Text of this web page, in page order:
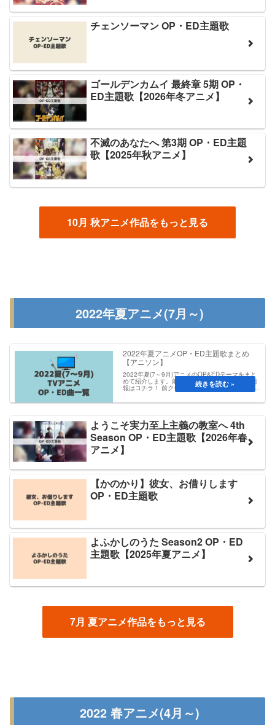
チェンソーマン OP・ED主題歌
ゴールデンカムイ 最終章 5期 OP・
ED主題歌【2026年冬アニメ】
不滅のあなたへ 第3期 OP・ED主題
歌【2025年秋アニメ】
10月 秋アニメ作品をもっと見る
2022年夏アニメ(7月～)
2022年夏アニメOP・ED主題歌まとめ
【アニソン】
2022年夏(7～9月)アニメのOP&EDテーマをまと
めて紹介します。前・次クールOP＆EDテーマ情
報はコチラ！ 前クール：4月春アニメのまとめ 次
クール：10月秋アニメまとめアオアシ 第2クール
OP：Presence / Sup...
ようこそ実力至上主義の教室へ 4th
Season OP・ED主題歌【2026年春
アニメ】
【かのかり】彼女、お借りします
OP・ED主題歌
よふかしのうた Season2 OP・ED
主題歌【2025年夏アニメ】
7月 夏アニメ作品をもっと見る
2022 春アニメ(4月～)